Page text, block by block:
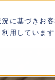
に基づきお
用しています